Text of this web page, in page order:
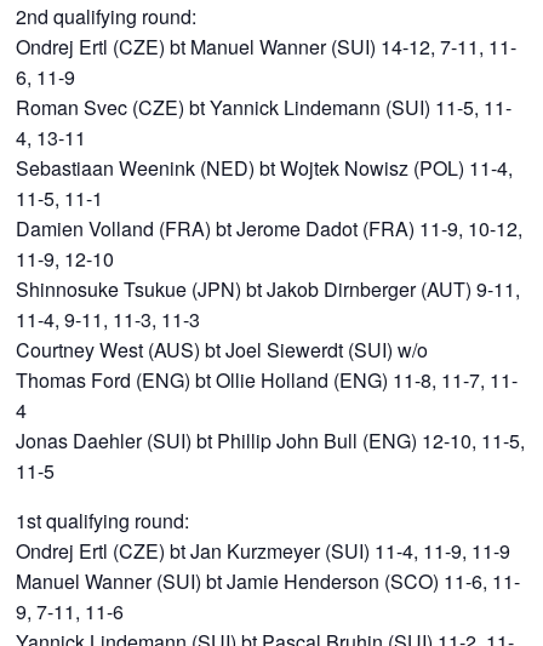
2nd qualifying round:
Ondrej Ertl (CZE) bt Manuel Wanner (SUI) 14-12, 7-11, 11-
6, 11-9
Roman Svec (CZE) bt Yannick Lindemann (SUI) 11-5, 11-
4, 13-11
Sebastiaan Weenink (NED) bt Wojtek Nowisz (POL) 11-4,
11-5, 11-1
Damien Volland (FRA) bt Jerome Dadot (FRA) 11-9, 10-12,
11-9, 12-10
Shinnosuke Tsukue (JPN) bt Jakob Dirnberger (AUT) 9-11,
11-4, 9-11, 11-3, 11-3
Courtney West (AUS) bt Joel Siewerdt (SUI) w/o
Thomas Ford (ENG) bt Ollie Holland (ENG) 11-8, 11-7, 11-
4
Jonas Daehler (SUI) bt Phillip John Bull (ENG) 12-10, 11-5,
11-5
1st qualifying round:
Ondrej Ertl (CZE) bt Jan Kurzmeyer (SUI) 11-4, 11-9, 11-9
Manuel Wanner (SUI) bt Jamie Henderson (SCO) 11-6, 11-
9, 7-11, 11-6